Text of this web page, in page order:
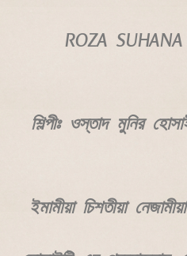
ROZA
শিল্পীঃ ওস্তাদ মুনির
ইমামীয়া চিশতীয়া